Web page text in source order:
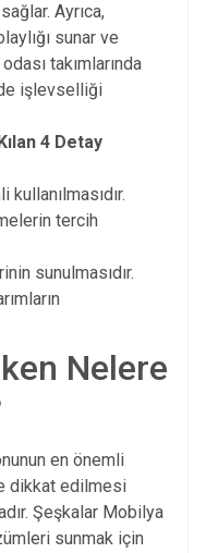
Ayrıca,
sunar ve
takımlarında
işlevselliği
4 Detay
kullanılmasıdır.
tercih
sunulmasıdır.
Nelere
en önemli
dikkat edilmesi
Şeşkalar Mobilya
sunmak için